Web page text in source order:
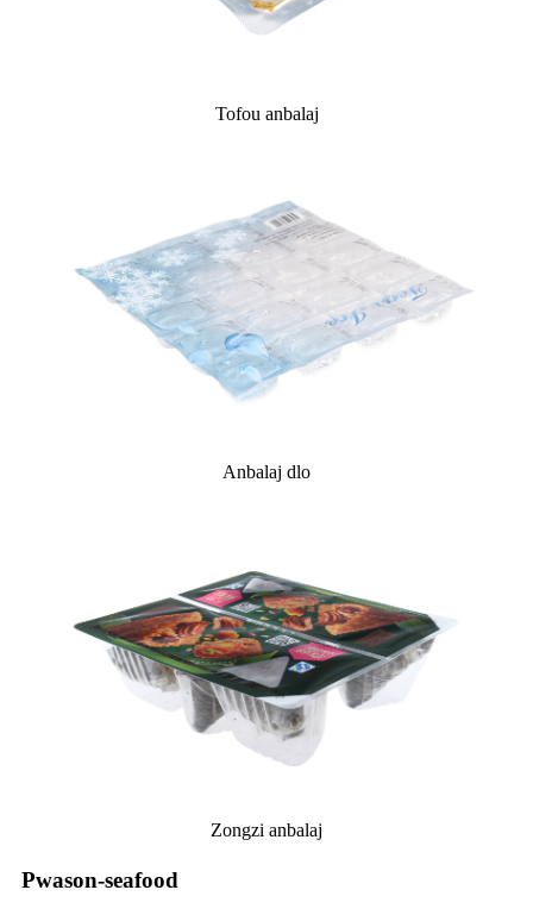
Tofou anbalaj
Anbalaj dlo
Zongzi anbalaj
Pwason-seafood